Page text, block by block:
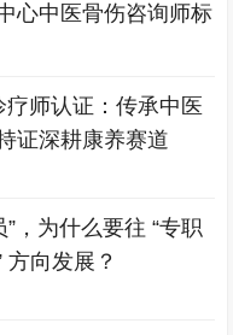
心中医骨伤咨询师标
师认证：传承中医
证深耕康养赛道
，为什么要往 “专职
方向发展？